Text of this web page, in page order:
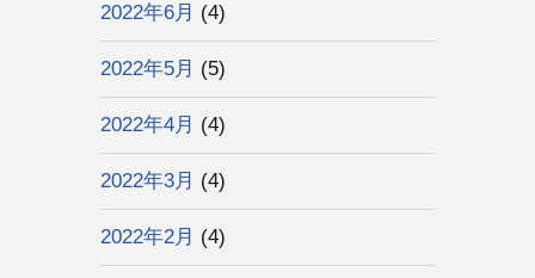
2022年6月 (4)
2022年5月 (5)
2022年4月 (4)
2022年3月 (4)
2022年2月 (4)